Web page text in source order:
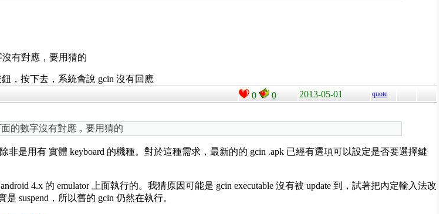
有對應，要用猜的
，按下去，系統會說 gcin 沒有回應
0 0 2013-05-01 quote
的數字沒有對應，要用猜的
是用有 實體 keyboard 的機種。對於這種需求，最新的的 gcin .apk 已經有選項可以設定是否要選擇鍵
4.x 的 emulator 上面執行的。我猜原因可能是 gcin executable 沒有被 update 到，試著把內定輸入法改
suspend，所以舊的 gcin 仍然在執行。